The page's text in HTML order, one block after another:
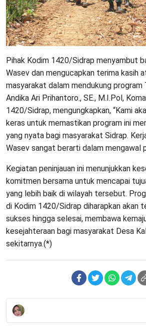
Pihak Kodim 1420/Sidrap menyambut
Wasev dan mengucapkan terima kasih
masyarakat dalam mendukung
Andika Ari Prihantoro., SE., M.I.Pol,
1420/Sidrap, mengungkapkan, “Kami
keras untuk memastikan program ini
yang nyata bagi masyarakat Sidrap.
Wasev sangat berarti dalam mengawal
Kegiatan peninjauan ini menunjukkan
komitmen bersama untuk mencapai
yang lebih baik di wilayah tersebut.
di Kodim 1420/Sidrap diharapkan akan
sukses hingga selesai, membawa
kesejahteraan bagi masyarakat Desa
sekitarnya.(*)